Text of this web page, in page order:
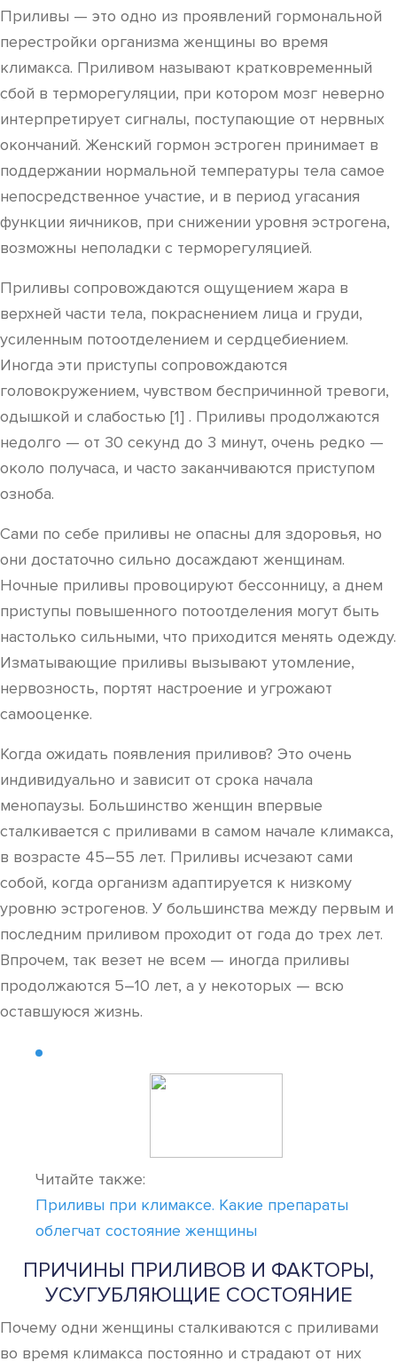
Приливы — это одно из проявлений гормональной
перестройки организма женщины во время
климакса. Приливом называют кратковременный
сбой в терморегуляции, при котором мозг неверно
интерпретирует сигналы, поступающие от нервных
окончаний. Женский гормон эстроген принимает в
поддержании нормальной температуры тела самое
непосредственное участие, и в период угасания
функции яичников, при снижении уровня эстрогена,
возможны неполадки с терморегуляцией.
Приливы сопровождаются ощущением жара в
верхней части тела, покраснением лица и груди,
усиленным потоотделением и сердцебиением.
Иногда эти приступы сопровождаются
головокружением, чувством беспричинной тревоги,
одышкой и слабостью [1] . Приливы продолжаются
недолго — от 30 секунд до 3 минут, очень редко —
около получаса, и часто заканчиваются приступом
озноба.
Сами по себе приливы не опасны для здоровья, но
они достаточно сильно досаждают женщинам.
Ночные приливы провоцируют бессонницу, а днем
приступы повышенного потоотделения могут быть
настолько сильными, что приходится менять одежду.
Изматывающие приливы вызывают утомление,
нервозность, портят настроение и угрожают
самооценке.
Когда ожидать появления приливов? Это очень
индивидуально и зависит от срока начала
менопаузы. Большинство женщин впервые
сталкивается с приливами в самом начале климакса,
в возрасте 45–55 лет. Приливы исчезают сами
собой, когда организм адаптируется к низкому
уровню эстрогенов. У большинства между первым и
последним приливом проходит от года до трех лет.
Впрочем, так везет не всем — иногда приливы
продолжаются 5–10 лет, а у некоторых — всю
оставшуюся жизнь.
Читайте также:
Приливы при климаксе. Какие препараты
облегчат состояние женщины
ПРИЧИНЫ ПРИЛИВОВ И ФАКТОРЫ,
УСУГУБЛЯЮЩИЕ СОСТОЯНИЕ
Почему одни женщины сталкиваются с приливами
во время климакса постоянно и страдают от них